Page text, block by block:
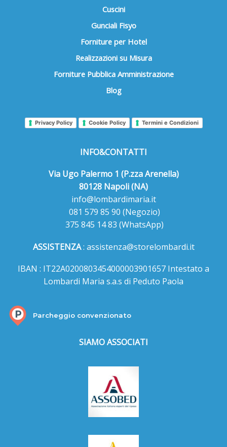
Cuscini
Gunciali Fisyo
Forniture per Hotel
Realizzazioni su Misura
Forniture Pubblica Amministrazione
Blog
Privacy Policy Cookie Policy Termini e Condizioni
INFO&CONTATTI
Via Ugo Palermo 1 (P.zza Arenella)
80128 Napoli (NA)
info@lombardimaria.it
081 579 85 90 (Negozio)
375 845 14 83 (WhatsApp)
ASSISTENZA: assistenza@storelombardi.it
IBAN : IT22A0200803454000003901657 Intestato a
Lombardi Maria s.a.s di Peduto Paola
Parcheggio convenzionato
SIAMO ASSOCIATI